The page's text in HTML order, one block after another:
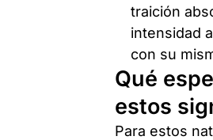
traición
intensidad
con su
Qué
estos
Para estos